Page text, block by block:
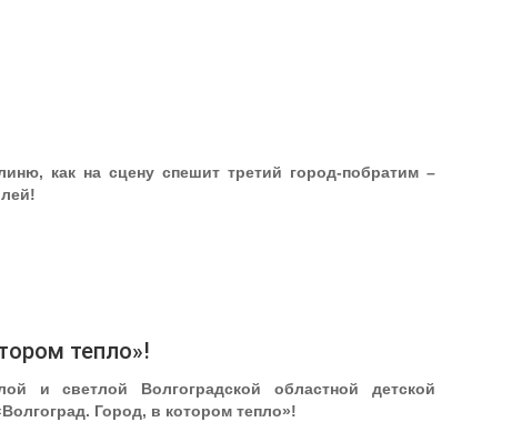
как на сцену спешит третий город-побратим –
тепло»!
и светлой Волгоградской областной детской
Город, в котором тепло»!